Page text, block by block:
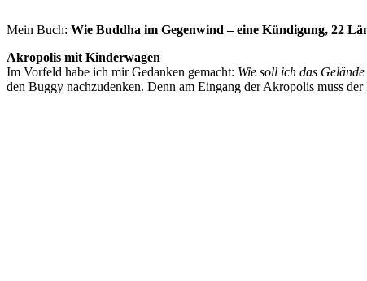
Mein Buch: Wie Buddha im Gegenwind – eine Kündigung, 22
Akropolis mit Kinderwagen
Im Vorfeld habe ich mir Gedanken gemacht: Wie soll ich das
den Buggy nachzudenken. Denn am Eingang der Akropolis muss